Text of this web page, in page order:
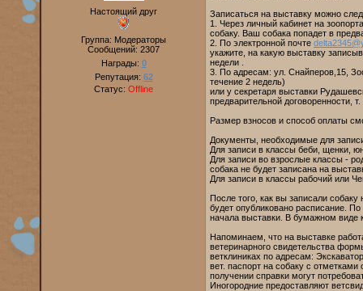
Настоящий друг
Группа: Модераторы
Сообщений: 2307
Награды: 0
Репутация: 62
Статус: Offline
Записаться на выставку можно
1. Через личный кабинет на
собаку. Ваш собака попадет в
2. По электронной почте
укажите, на какую выставку
недели .
3. По адресам: ул. Снайперов,15,
течение 2 недель)
или у секретаря выставки
предварительной договоренности,
Размер взносов и способ оплаты
Документы, необходимые для
Для записи в классы беби, щенки,
Для записи во взрослые классы -
собака не будет записана на
Для записи в классы рабочий или
После того, как вы записали
будет опубликовано расписание.
начала выставки. В бумажном виде
Напоминаем, что на выставке
ветеринарного свидетельства
ветклиниках по адресам:
вет. паспорт на собаку с
получении справки могут
Иногородние предоставляют